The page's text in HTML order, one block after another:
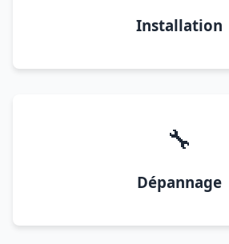
Installation
🔧
Dépannage